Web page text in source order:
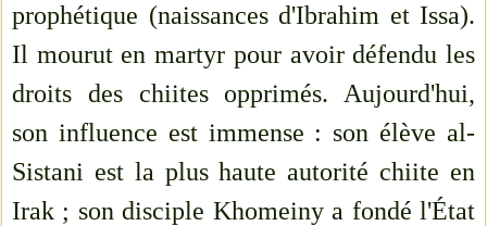
prophétique (naissances d'Ibrahim et Issa).
Il mourut en martyr pour avoir défendu les
droits des chiites opprimés. Aujourd'hui,
son influence est immense : son élève al-
Sistani est la plus haute autorité chiite en
Irak ; son disciple Khomeiny a fondé l'État